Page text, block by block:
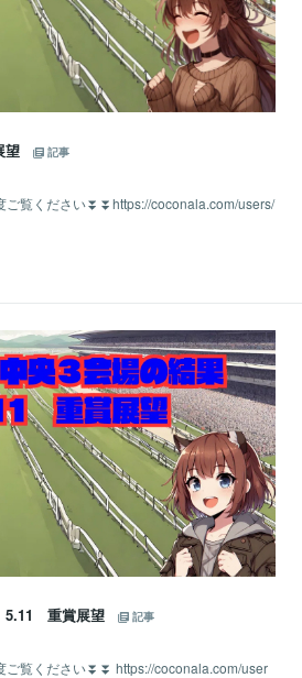
望
記事
ご覧ください⏬⏬https://coconala.com/users/
重賞展望
記事
ご覧ください⏬⏬ https://coconala.com/user